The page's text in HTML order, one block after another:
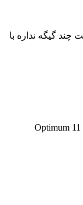
چند گیگه نداره با
Optimum